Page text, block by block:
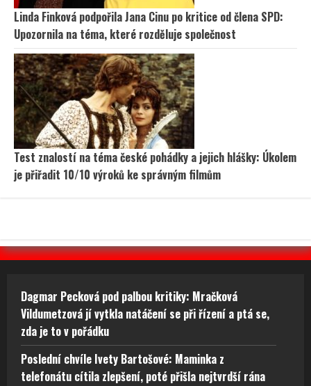
Linda Finková podpořila Jana Cinu po kritice od člena SPD:
Upozornila na téma, které rozděluje společnost
Test znalostí na téma české pohádky a jejich hlášky: Úkolem
je přiřadit 10/10 výroků ke správným filmům
Dagmar Pecková pod palbou kritiky: Mračková
Vildumetzová jí vytkla natáčení se při řízení a ptá se,
zda je to v pořádku
Poslední chvíle Ivety Bartošové: Maminka z
telefonátu cítila zlepšení, poté přišla nejtvrdší rána